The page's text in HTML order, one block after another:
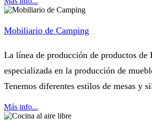
coche, tiendas de techo...
Mobiliario de Camping
La línea de producción de productos de
especializada en la producción de
Tenemos diferentes estilos de mesas y
diferentes materiales, como aluminio,
Además, contamos con...
Más info...